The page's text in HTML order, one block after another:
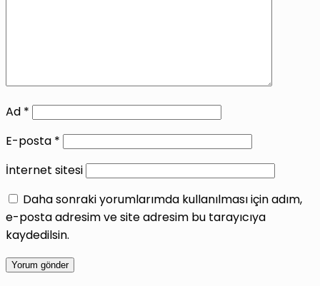
Ad *
E-posta *
İnternet sitesi
Daha sonraki yorumlarımda kullanılması için adım,
e-posta adresim ve site adresim bu tarayıcıya
kaydedilsin.